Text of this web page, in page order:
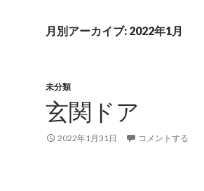
月別アーカイブ: 2022年1月
未分類
玄関ドア
2022年1月31日 コメントする